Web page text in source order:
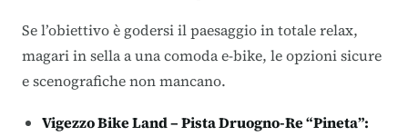
Se l’obiettivo è godersi il paesaggio in totale relax,
magari in sella a una comoda e-bike, le opzioni sicure
e scenografiche non mancano.
Vigezzo Bike Land – Pista Druogno-Re “Pineta”: